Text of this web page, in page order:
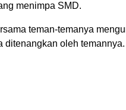
menimpa SMD.
teman-temanya
ditenangkan oleh temannya.